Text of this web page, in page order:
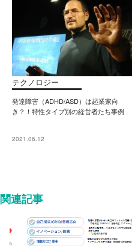
テクノロジー
発達障害（ADHD/ASD）は起業家向
き？！特性タイプ別の経営者たち事例
2021.06.12
関連記事